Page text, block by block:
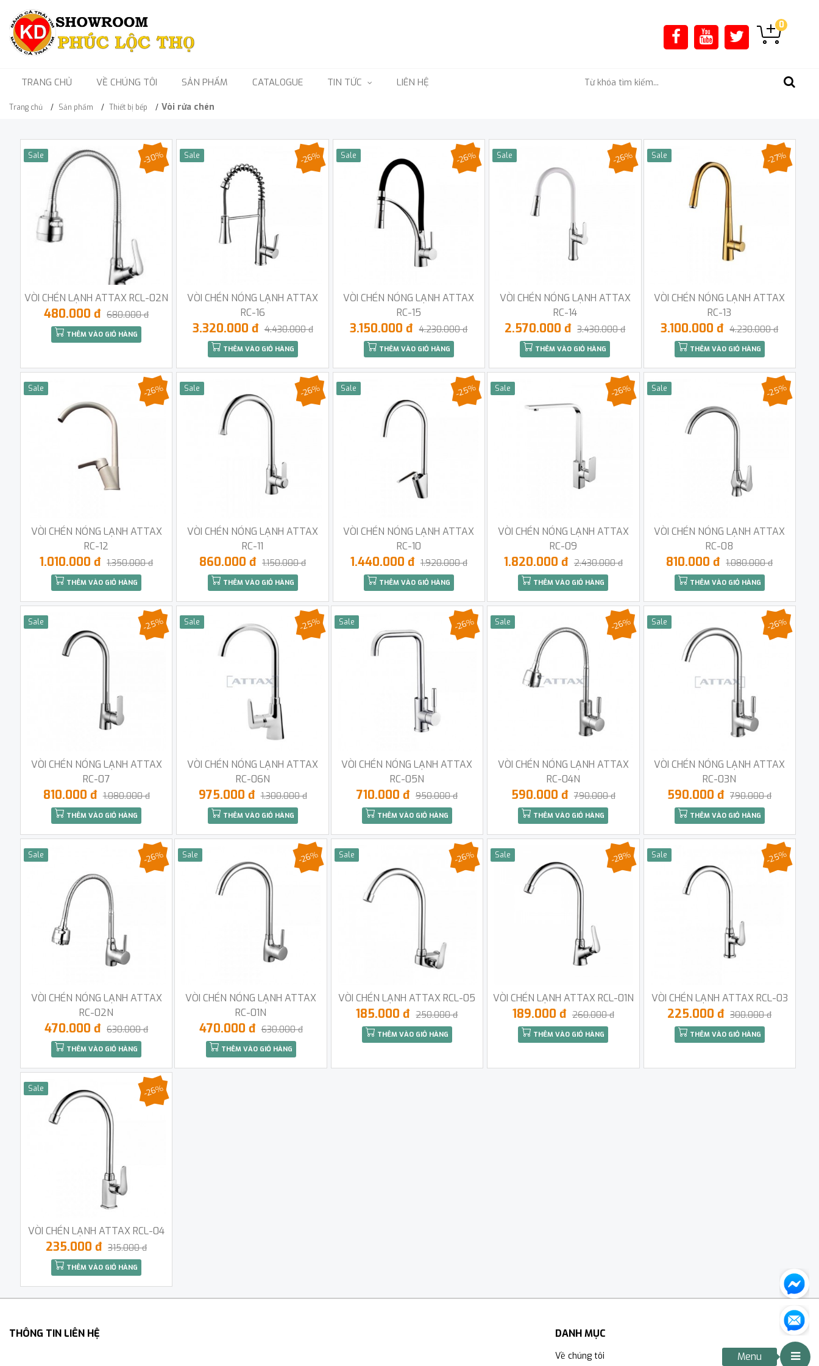
0
TRANG CHỦ VỀ CHÚNG TÔI SẢN PHẨM CATALOGUE TIN TỨC LIÊN HỆ
Trang chủ Sản phẩm Thiết bị bếp Vòi rửa chén
Sale
VÒI CHÉN LẠNH ATTAX RCL-02N
-30%
480.000 đ 680.000 đ
THÊM VÀO GIỎ HÀNG
Sale
VÒI CHÉN NÓNG LẠNH ATTAX
RC-16
-26%
3.320.000 đ 4.430.000 đ
THÊM VÀO GIỎ HÀNG
Sale
VÒI CHÉN NÓNG LẠNH ATTAX
RC-15
-26%
3.150.000 đ 4.230.000 đ
THÊM VÀO GIỎ HÀNG
Sale
VÒI CHÉN NÓNG LẠNH ATTAX
RC-14
-26%
2.570.000 đ 3.430.000 đ
THÊM VÀO GIỎ HÀNG
Sale
VÒI CHÉN NÓNG LẠNH ATTAX
RC-13
-27%
3.100.000 đ 4.230.000 đ
THÊM VÀO GIỎ HÀNG
Sale
VÒI CHÉN NÓNG LẠNH ATTAX
RC-12
-26%
1.010.000 đ 1.350.000 đ
THÊM VÀO GIỎ HÀNG
Sale
VÒI CHÉN NÓNG LẠNH ATTAX
RC-11
-26%
860.000 đ 1.150.000 đ
THÊM VÀO GIỎ HÀNG
Sale
VÒI CHÉN NÓNG LẠNH ATTAX
RC-10
-25%
1.440.000 đ 1.920.000 đ
THÊM VÀO GIỎ HÀNG
Sale
VÒI CHÉN NÓNG LẠNH ATTAX
RC-09
-26%
1.820.000 đ 2.430.000 đ
THÊM VÀO GIỎ HÀNG
Sale
VÒI CHÉN NÓNG LẠNH ATTAX
RC-08
-25%
810.000 đ 1.080.000 đ
THÊM VÀO GIỎ HÀNG
Sale
VÒI CHÉN NÓNG LẠNH ATTAX
RC-07
-25%
810.000 đ 1.080.000 đ
THÊM VÀO GIỎ HÀNG
Sale
VÒI CHÉN NÓNG LẠNH ATTAX
RC-06N
-25%
975.000 đ 1.300.000 đ
THÊM VÀO GIỎ HÀNG
Sale
VÒI CHÉN NÓNG LẠNH ATTAX
RC-05N
-26%
710.000 đ 950.000 đ
THÊM VÀO GIỎ HÀNG
Sale
VÒI CHÉN NÓNG LẠNH ATTAX
RC-04N
-26%
590.000 đ 790.000 đ
THÊM VÀO GIỎ HÀNG
Sale
VÒI CHÉN NÓNG LẠNH ATTAX
RC-03N
-26%
590.000 đ 790.000 đ
THÊM VÀO GIỎ HÀNG
Sale
VÒI CHÉN NÓNG LẠNH ATTAX
RC-02N
-26%
470.000 đ 630.000 đ
THÊM VÀO GIỎ HÀNG
Sale
VÒI CHÉN NÓNG LẠNH ATTAX
RC-01N
-26%
470.000 đ 630.000 đ
THÊM VÀO GIỎ HÀNG
Sale
VÒI CHÉN LẠNH ATTAX RCL-05
-26%
185.000 đ 250.000 đ
THÊM VÀO GIỎ HÀNG
Sale
VÒI CHÉN LẠNH ATTAX RCL-01N
-28%
189.000 đ 260.000 đ
THÊM VÀO GIỎ HÀNG
Sale
VÒI CHÉN LẠNH ATTAX RCL-03
-25%
225.000 đ 300.000 đ
THÊM VÀO GIỎ HÀNG
Sale
VÒI CHÉN LẠNH ATTAX RCL-04
-26%
235.000 đ 315.000 đ
THÊM VÀO GIỎ HÀNG
THÔNG TIN LIÊN HỆ DANH MỤC
Về chúng tôi Menu